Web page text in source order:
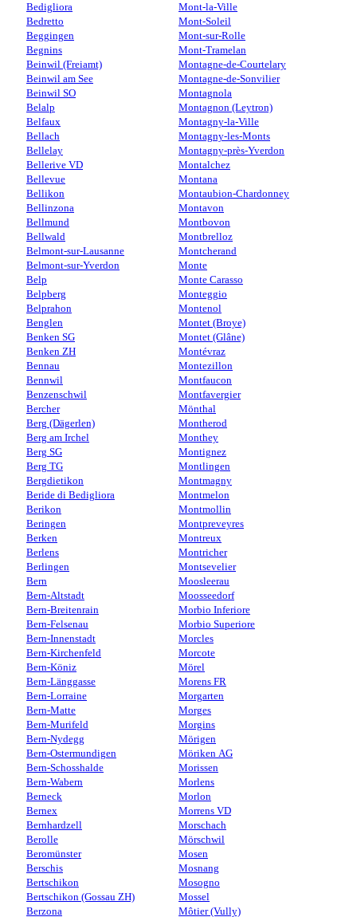
Bedigliora
Bedretto
Beggingen
Begnins
Beinwil (Freiamt)
Beinwil am See
Beinwil SO
Belalp
Belfaux
Bellach
Bellelay
Bellerive VD
Bellevue
Bellikon
Bellinzona
Bellmund
Bellwald
Belmont-sur-Lausanne
Belmont-sur-Yverdon
Belp
Belpberg
Belprahon
Benglen
Benken SG
Benken ZH
Bennau
Bennwil
Benzenschwil
Bercher
Berg (Dägerlen)
Berg am Irchel
Berg SG
Berg TG
Bergdietikon
Beride di Bedigliora
Berikon
Beringen
Berken
Berlens
Berlingen
Bern
Bern-Altstadt
Bern-Breitenrain
Bern-Felsenau
Bern-Innenstadt
Bern-Kirchenfeld
Bern-Köniz
Bern-Länggasse
Bern-Lorraine
Bern-Matte
Bern-Murifeld
Bern-Nydegg
Bern-Ostermundigen
Bern-Schosshalde
Bern-Wabern
Berneck
Bernex
Bernhardzell
Berolle
Beromünster
Berschis
Bertschikon
Bertschikon (Gossau ZH)
Berzona
Mont-la-Ville
Mont-Soleil
Mont-sur-Rolle
Mont-Tramelan
Montagne-de-Courtelary
Montagne-de-Sonvilier
Montagnola
Montagnon (Leytron)
Montagny-la-Ville
Montagny-les-Monts
Montagny-près-Yverdon
Montalchez
Montana
Montaubion-Chardonney
Montavon
Montbovon
Montbrelloz
Montcherand
Monte
Monte Carasso
Monteggio
Montenol
Montet (Broye)
Montet (Glâne)
Montévraz
Montezillon
Montfaucon
Montfavergier
Mönthal
Montherod
Monthey
Montignez
Montlingen
Montmagny
Montmelon
Montmollin
Montpreveyres
Montreux
Montricher
Montsevelier
Moosleerau
Moosseedorf
Morbio Inferiore
Morbio Superiore
Morcles
Morcote
Mörel
Morens FR
Morgarten
Morges
Morgins
Mörigen
Möriken AG
Morissen
Morlens
Morlon
Morrens VD
Morschach
Mörschwil
Mosen
Mosnang
Mosogno
Mossel
Môtier (Vully)